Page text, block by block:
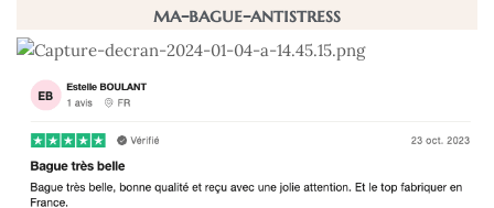
ma-bague-antistress